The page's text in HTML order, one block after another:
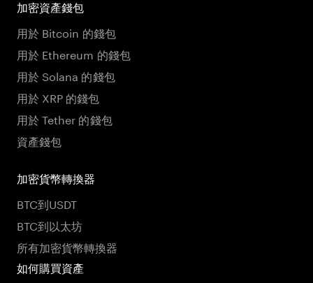
加密資產錢包
用於 Bitcoin 的錢包
用於 Ethereum 的錢包
用於 Solana 的錢包
用於 XRP 的錢包
用於 Tether 的錢包
資產錢包
加密貨幣轉換器
BTC到USDT
BTC到以太坊
所有加密貨幣轉換器
如何購買資產